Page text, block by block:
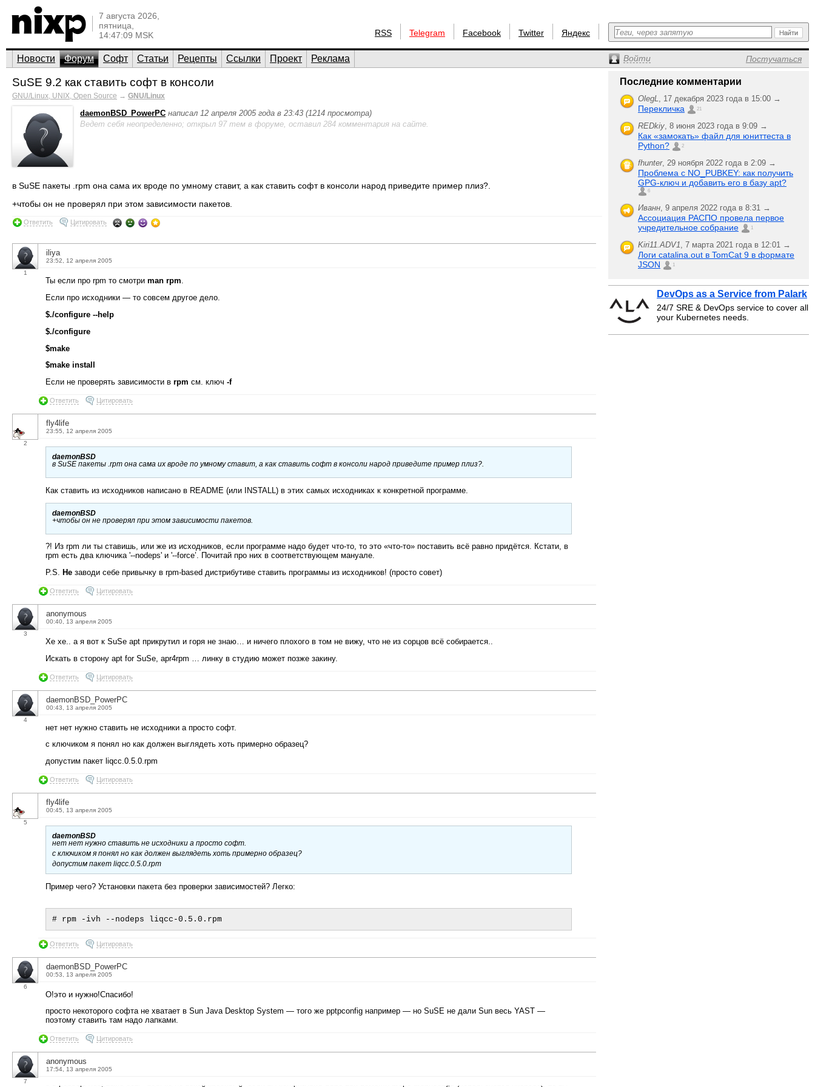
7 августа 2026,
пятница,
14:47:09 MSK
RSS Telegram Facebook Twitter Яндекс
Новости Форум Софт Статьи Рецепты Ссылки Проект Реклама Войти Постучаться
SuSE 9.2 как ставить софт в консоли
GNU/Linux, UNIX, Open Source → GNU/Linux
daemonBSD_PowerPC написал 12 апреля 2005 года в 23:43 (1214 просмотра)
Ведет себя неопределенно; открыл 97 тем в форуме, оставил 284 комментария на сайте.
в SuSE пакеты .rpm она сама их вроде по умному ставит, а как ставить софт в консоли народ приведите пример плиз?.
+чтобы он не проверял при этом зависимости пакетов.
Ответить Цитировать
1
iliya
23:52, 12 апреля 2005
Ты если про rpm то смотри man rpm.
Если про исходники — то совсем другое дело.
$./configure --help
$./configure
$make
$make install
Если не проверять зависимости в rpm см. ключ -f
Ответить Цитировать
2
fly4life
23:55, 12 апреля 2005
daemonBSD
в SuSE пакеты .rpm она сама их вроде по умному ставит, а как ставить софт в консоли народ приведите пример плиз?.
Как ставить из исходников написано в README (или INSTALL) в этих самых исходниках к конкретной программе.
daemonBSD
+чтобы он не проверял при этом зависимости пакетов.
?! Из rpm ли ты ставишь, или же из исходников, если программе надо будет что-то, то это «что-то» поставить всё равно придётся. Кстати, в
rpm есть два ключика '--nodeps' и '--force’. Почитай про них в соответствующем мануале.
P.S. Не заводи себе привычку в rpm-based дистрибутиве ставить программы из исходников! (просто совет)
Ответить Цитировать
3
anonymous
00:40, 13 апреля 2005
Хе хе.. а я вот к SuSe apt прикрутил и горя не знаю… и ничего плохого в том не вижу, что не из сорцов всё собирается..
Искать в сторону apt for SuSe, apr4rpm … линку в студию может позже закину.
Ответить Цитировать
4
daemonBSD_PowerPC
00:43, 13 апреля 2005
нет нет нужно ставить не исходники а просто софт.
с ключиком я понял но как должен выглядеть хоть примерно образец?
допустим пакет liqcc.0.5.0.rpm
Ответить Цитировать
5
fly4life
00:45, 13 апреля 2005
daemonBSD
нет нет нужно ставить не исходники а просто софт.
с ключиком я понял но как должен выглядеть хоть примерно образец?
допустим пакет liqcc.0.5.0.rpm
Пример чего? Установки пакета без проверки зависимостей? Легко:
Ответить Цитировать
6
daemonBSD_PowerPC
00:53, 13 апреля 2005
О!это и нужно!Спасибо!
просто некоторого софта не хватает в Sun Java Desktop System — того же pptpconfig например — но SuSE не дали Sun весь YAST —
поэтому ставить там надо лапками.
Ответить Цитировать
7
anonymous
17:54, 13 апреля 2005
Последние комментарии
OlegL, 17 декабря 2023 года в 15:00 →
Перекличка 21
REDkiy, 8 июня 2023 года в 9:09 →
Как «замокать» файл для юниттеста в
Python?
2
fhunter, 29 ноября 2022 года в 2:09 →
Проблема с NO_PUBKEY: как получить
GPG-ключ и добавить его в базу apt?
6
Иванн, 9 апреля 2022 года в 8:31 →
Ассоциация РАСПО провела первое
учредительное собрание
1
Kiri11.ADV1, 7 марта 2021 года в 12:01 →
Логи catalina.out в TomCat 9 в формате
JSON
1
DevOps as a Service from Palark
24/7 SRE & DevOps service to cover all
your Kubernetes needs.